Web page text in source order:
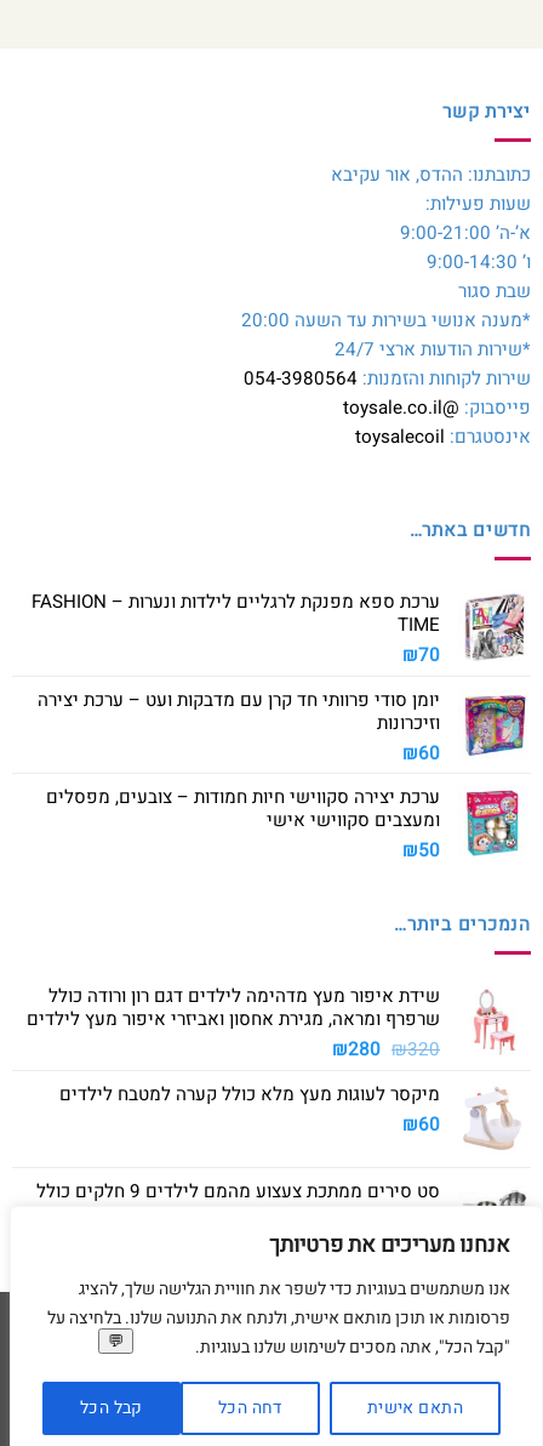
אנחנו מעריכים את פרטיותך
אנו משתמשים בעוגיות כדי לשפר את חוויית הגלישה שלך, להציג
פרסומות או תוכן מותאם אישית, ולנתח את התנועה שלנו. בלחיצה על
"קבל הכל", אתה מסכים לשימוש שלנו בעוגיות.
התאם אישית דחה הכל קבל הכל
יצירת קשר
כתובתנו: ההדס, אור עקיבא
שעות פעילות:
א’-ה’ 9:00-21:00
ו’ 9:00-14:30
שבת סגור
*מענה אנושי בשירות עד השעה 20:00
*שירות הודעות ארצי 24/7
שירות לקוחות והזמנות: 054-3980564
פייסבוק: @toysale.co.il
אינסטגרם: toysalecoil
חדשים באתר…
ערכת ספא מפנקת לרגליים לילדות ונערות – FASHION
TIME
₪70
יומן סודי פרוותי חד קרן עם מדבקות ועט – ערכת יצירה
וזיכרונות
₪60
ערכת יצירה סקווישי חיות חמודות – צובעים, מפסלים
ומעצבים סקווישי אישי
₪50
הנמכרים ביותר…
שידת איפור מעץ מדהימה לילדים דגם רון ורודה כולל
שרפרף ומראה, מגירת אחסון ואביזרי איפור מעץ לילדים
₪320
המחיר
היה:
₪280 המחיר
הוא:
מיקסר לעוגות מעץ מלא כולל קערה למטבח לילדים
₪60
סט סירים ממתכת צעצוע מהמם לילדים 9 חלקים כולל
₪40
Visa
MasterCard
American
Express
Visa
דף הבית מדיניות משלוחים מדיניות החזרת מוצרים תקנון מדיניות פרטיות
בקשת מחיקת פרטים אישיים
בניית ועיצוב אתרי מסחר Code&Concept Copyright 2026 ©